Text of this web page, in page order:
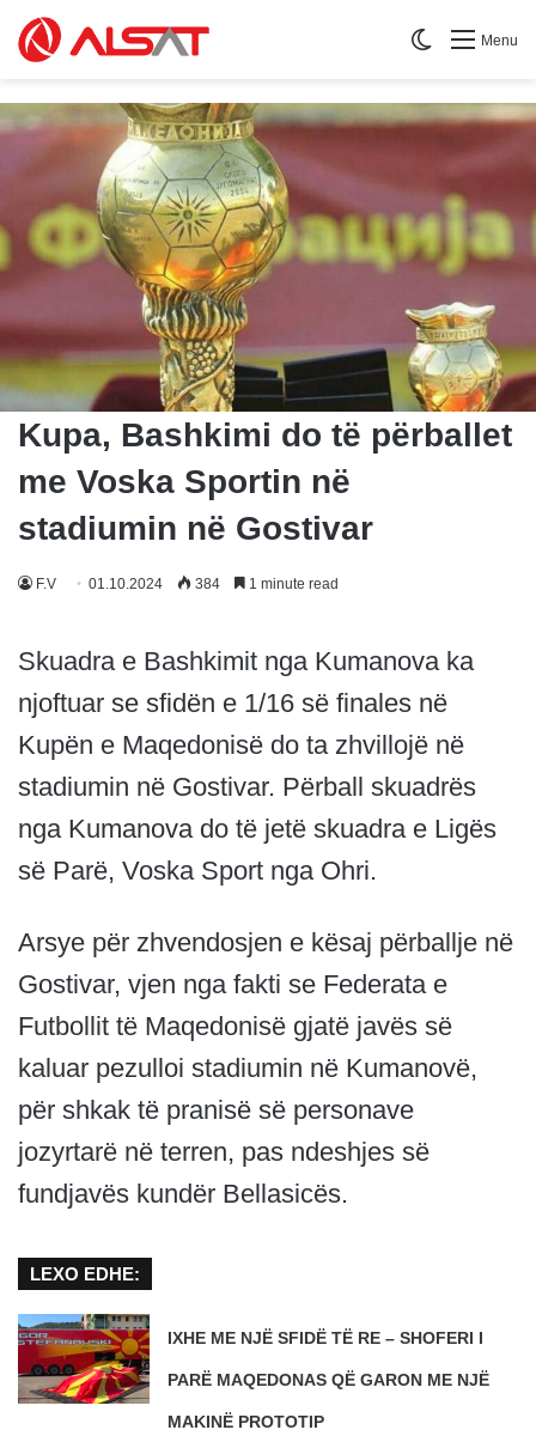
Menu
Switch skin
Kupa, Bashkimi do të përballet
me Voska Sportin në
stadiumin në Gostivar
F.V 01.10.2024 384 1 minute read
Skuadra e Bashkimit nga Kumanova ka
njoftuar se sfidën e 1/16 së finales në
Kupën e Maqedonisë do ta zhvillojë në
stadiumin në Gostivar. Përball skuadrës
nga Kumanova do të jetë skuadra e Ligës
së Parë, Voska Sport nga Ohri.
Arsye për zhvendosjen e kësaj përballje në
Gostivar, vjen nga fakti se Federata e
Futbollit të Maqedonisë gjatë javës së
kaluar pezulloi stadiumin në Kumanovë,
për shkak të pranisë së personave
jozyrtarë në terren, pas ndeshjes së
fundjavës kundër Bellasicës.
LEXO EDHE:
IXHE ME NJË SFIDË TË RE – SHOFERI I
PARË MAQEDONAS QË GARON ME NJË
MAKINË PROTOTIP